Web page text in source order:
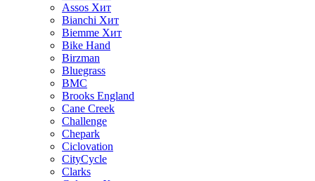
Assos Хит
Bianchi Хит
Biemme Хит
Bike Hand
Birzman
Bluegrass
BMC
Brooks England
Cane Creek
Challenge
Chepark
Ciclovation
CityCycle
Clarks